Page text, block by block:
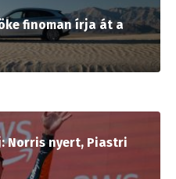
finoman írja át a
Norris nyert, Piastri